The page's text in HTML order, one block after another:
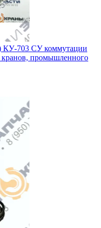
КУ-703 СУ коммутации
кранов, промышленного